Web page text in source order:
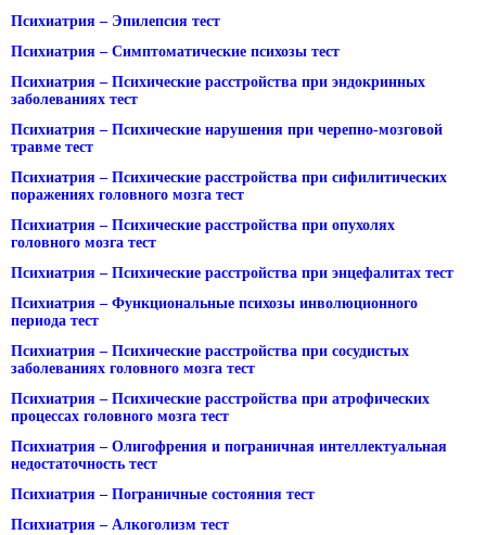
Психиатрия – Эпилепсия тест
Психиатрия – Симптоматические психозы тест
Психиатрия – Психические расстройства при эндокринных
заболеваниях тест
Психиатрия – Психические нарушения при черепно-мозговой
травме тест
Психиатрия – Психические расстройства при сифилитических
поражениях головного мозга тест
Психиатрия – Психические расстройства при опухолях
головного мозга тест
Психиатрия – Психические расстройства при энцефалитах тест
Психиатрия – Функциональные психозы инволюционного
периода тест
Психиатрия – Психические расстройства при сосудистых
заболеваниях головного мозга тест
Психиатрия – Психические расстройства при атрофических
процессах головного мозга тест
Психиатрия – Олигофрения и пограничная интеллектуальная
недостаточность тест
Психиатрия – Пограничные состояния тест
Психиатрия – Алкоголизм тест